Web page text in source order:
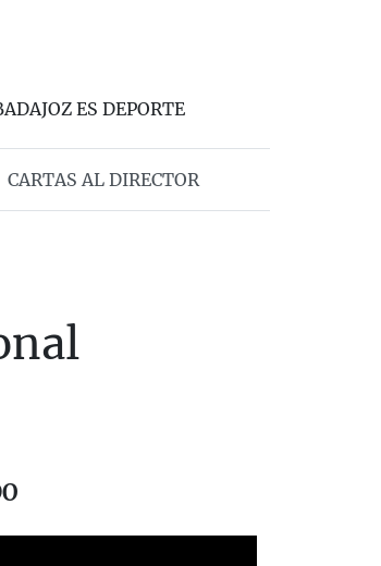
ES DEPORTE
CARTAS AL DIRECTOR